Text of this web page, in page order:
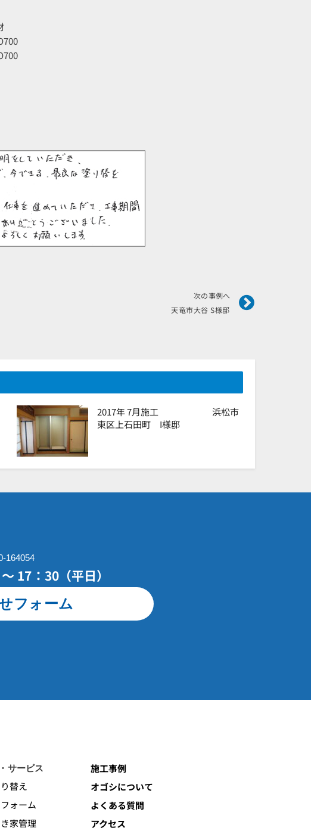
次の事例へ
天竜市大谷 S様邸
Next
2017年 7月施工 浜松市
東区上石田町 I様邸
164054
17：30（平日）
フォーム
サービス
替え
ォーム
家管理
施工事例
オゴシについて
よくある質問
アクセス